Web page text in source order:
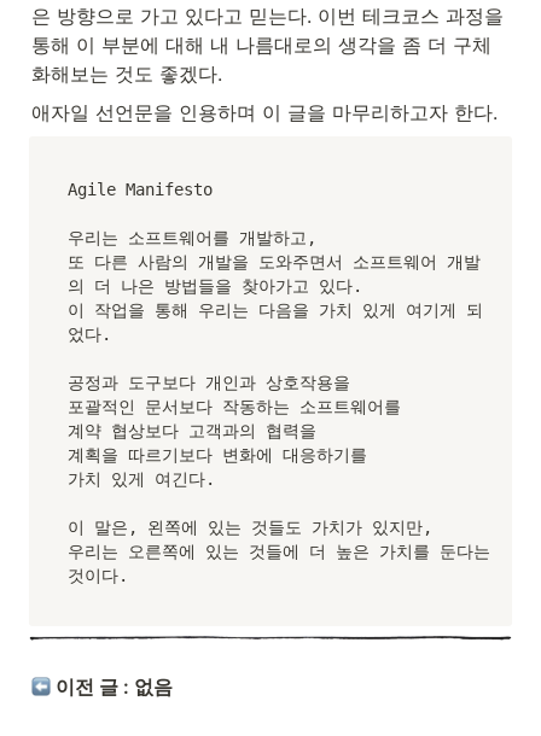
은 방향으로 가고 있다고 믿는다. 이번 테크코스 과정을
통해 이 부분에 대해 내 나름대로의 생각을 좀 더 구체
화해보는 것도 좋겠다.
애자일 선언문을 인용하며 이 글을 마무리하고자 한다.
Agile Manifesto
우리는 소프트웨어를 개발하고,
또 다른 사람의 개발을 도와주면서 소프트웨어 개발
의 더 나은 방법들을 찾아가고 있다.
이 작업을 통해 우리는 다음을 가치 있게 여기게 되
었다.
공정과 도구보다 개인과 상호작용을
포괄적인 문서보다 작동하는 소프트웨어를
계약 협상보다 고객과의 협력을
계획을 따르기보다 변화에 대응하기를
가치 있게 여긴다.
이 말은, 왼쪽에 있는 것들도 가치가 있지만,
우리는 오른쪽에 있는 것들에 더 높은 가치를 둔다는
것이다.
이전 글 : 없음